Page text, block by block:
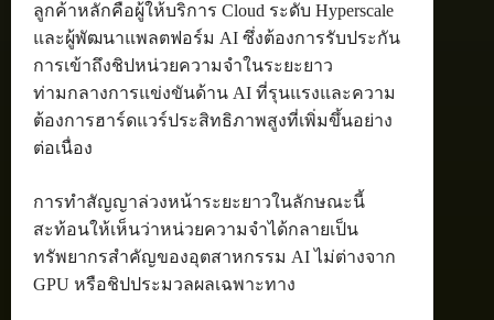
ลูกค้าหลักคือผู้ให้บริการ Cloud ระดับ Hyperscale
และผู้พัฒนาแพลตฟอร์ม AI ซึ่งต้องการรับประกัน
การเข้าถึงชิปหน่วยความจำในระยะยาว
ท่ามกลางการแข่งขันด้าน AI ที่รุนแรงและความ
ต้องการฮาร์ดแวร์ประสิทธิภาพสูงที่เพิ่มขึ้นอย่าง
ต่อเนื่อง
การทำสัญญาล่วงหน้าระยะยาวในลักษณะนี้
สะท้อนให้เห็นว่าหน่วยความจำได้กลายเป็น
ทรัพยากรสำคัญของอุตสาหกรรม AI ไม่ต่างจาก
GPU หรือชิปประมวลผลเฉพาะทาง